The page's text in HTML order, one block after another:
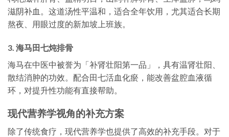
滋阴补血。这道汤性平温和，适合全年饮用，尤其适合长期
熬夜、用眼过度的新加坡上班族。
3. 海马田七炖排骨
海马在中医中被誉为「补肾壮阳第一品」，具有温肾壮阳、
散结消肿的功效。配合田七活血化瘀，能改善盆腔血液循
环，对提升性功能有直接帮助。
现代营养学视角的补充方案
除了传统食疗，现代营养学也提供了高效的补充手段。对于